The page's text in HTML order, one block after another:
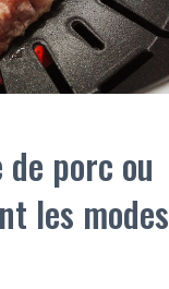
de porc ou
les modes